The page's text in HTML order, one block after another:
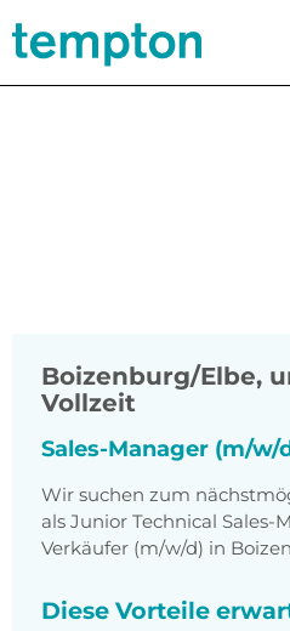
Boizenburg/Elbe,
Vollzeit
Sales-Manager (m/w/
Wir suchen zum
als Junior Technical Sales-
Verkäufer (m/w/d) in
Diese Vorteile